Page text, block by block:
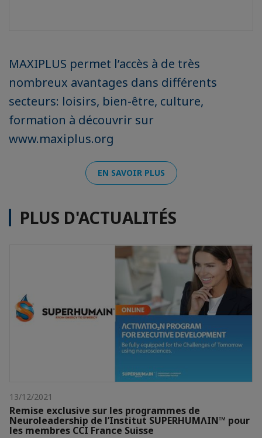
MAXIPLUS permet l’accès à de très
nombreux avantages dans différents
secteurs: loisirs, bien-être, culture,
formation à découvrir sur
www.maxiplus.org
EN SAVOIR PLUS
PLUS D'ACTUALITÉS
13/12/2021
Remise exclusive sur les programmes de
Neuroleadership de l’Institut SUPERHUMɅIN™ pour
les membres CCI France Suisse